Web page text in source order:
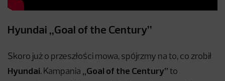
Hyundai „Goal of the Century”
Skoro już o przeszłości mowa, spójrzmy na to, co zrobił
Hyundai. Kampania „Goal of the Century” to